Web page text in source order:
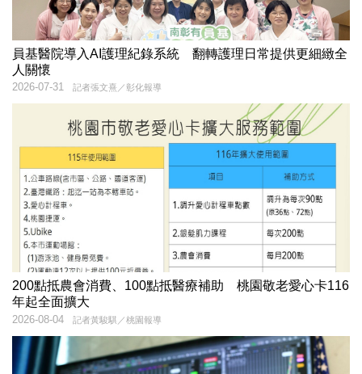
員基醫院導入AI護理紀錄系統 翻轉護理日常提供更細緻全
人關懷
記者張文熹／彰化報導
2026-07-31
200點抵農會消費、100點抵醫療補助 桃園敬老愛心卡116
年起全面擴大
記者黃駿騏／桃園報導
2026-08-04